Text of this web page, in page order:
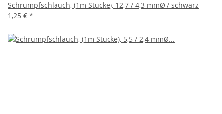
Schrumpfschlauch, (1m Stücke), 12,7 / 4,3 mmØ / schwarz
1,25 € *